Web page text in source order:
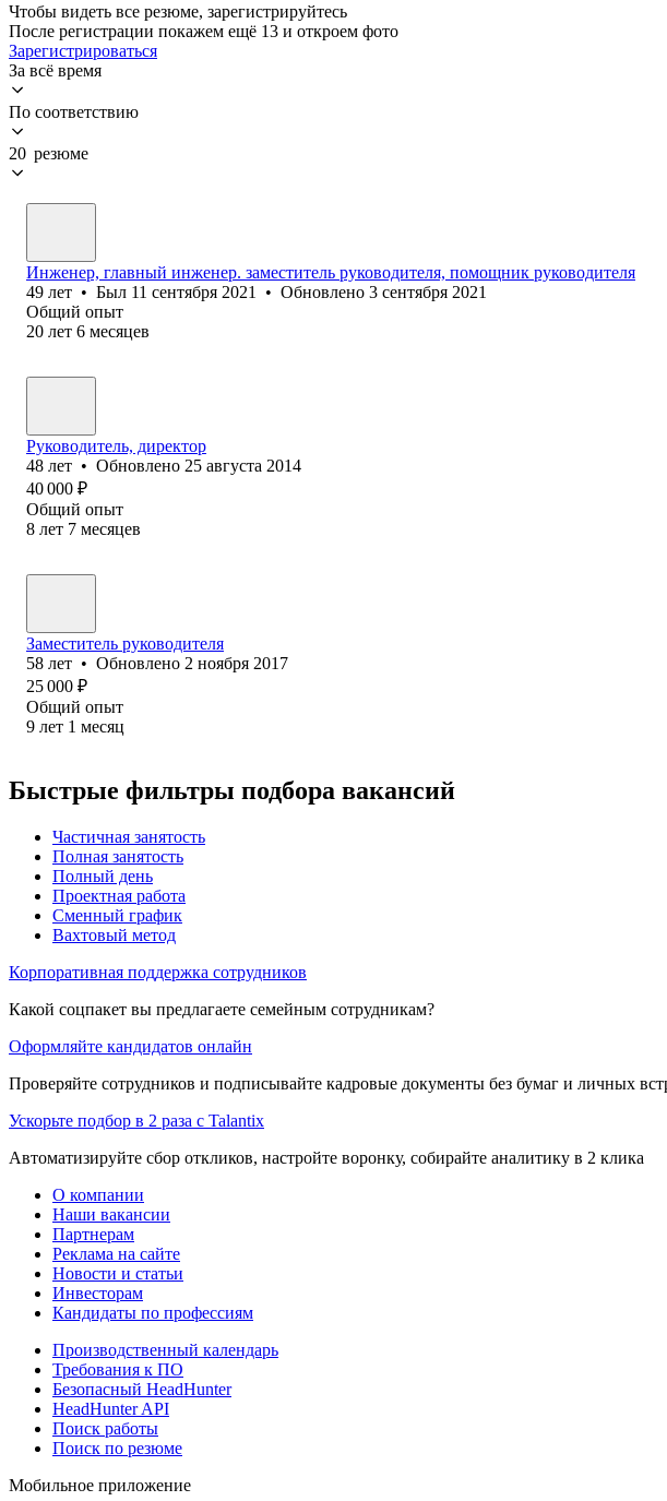
Чтобы видеть все резюме, зарегистрируйтесь
После регистрации покажем ещё 13 и откроем фото
Зарегистрироваться
За всё время
По соответствию
20 резюме
Инженер, главный инженер. заместитель руководителя, помощник руководителя
49 лет • Был 11 сентября 2021 • Обновлено 3 сентября 2021
Общий опыт
20 лет 6 месяцев
Руководитель, директор
48 лет • Обновлено 25 августа 2014
40 000 ₽
Общий опыт
8 лет 7 месяцев
Заместитель руководителя
58 лет • Обновлено 2 ноября 2017
25 000 ₽
Общий опыт
9 лет 1 месяц
Быстрые фильтры подбора вакансий
Частичная занятость
Полная занятость
Полный день
Проектная работа
Сменный график
Вахтовый метод
Корпоративная поддержка сотрудников
Какой соцпакет вы предлагаете семейным сотрудникам?
Оформляйте кандидатов онлайн
Проверяйте сотрудников и подписывайте кадровые документы без бумаг и личных
Ускорьте подбор в 2 раза с Talantix
Автоматизируйте сбор откликов, настройте воронку, собирайте аналитику в 2 клика
О компании
Наши вакансии
Партнерам
Реклама на сайте
Новости и статьи
Инвесторам
Кандидаты по профессиям
Производственный календарь
Требования к ПО
Безопасный HeadHunter
HeadHunter API
Поиск работы
Поиск по резюме
Мобильное приложение